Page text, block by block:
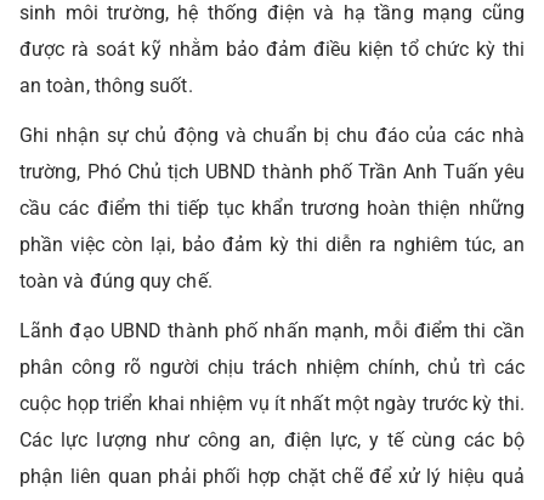
sinh môi trường, hệ thống điện và hạ tầng mạng cũng
được rà soát kỹ nhằm bảo đảm điều kiện tổ chức kỳ thi
an toàn, thông suốt.
Ghi nhận sự chủ động và chuẩn bị chu đáo của các nhà
trường, Phó Chủ tịch UBND thành phố Trần Anh Tuấn yêu
cầu các điểm thi tiếp tục khẩn trương hoàn thiện những
phần việc còn lại, bảo đảm kỳ thi diễn ra nghiêm túc, an
toàn và đúng quy chế.
Lãnh đạo UBND thành phố nhấn mạnh, mỗi điểm thi cần
phân công rõ người chịu trách nhiệm chính, chủ trì các
cuộc họp triển khai nhiệm vụ ít nhất một ngày trước kỳ thi.
Các lực lượng như công an, điện lực, y tế cùng các bộ
phận liên quan phải phối hợp chặt chẽ để xử lý hiệu quả